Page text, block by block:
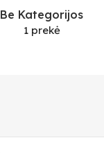
Be Kategorijos
1 prekė